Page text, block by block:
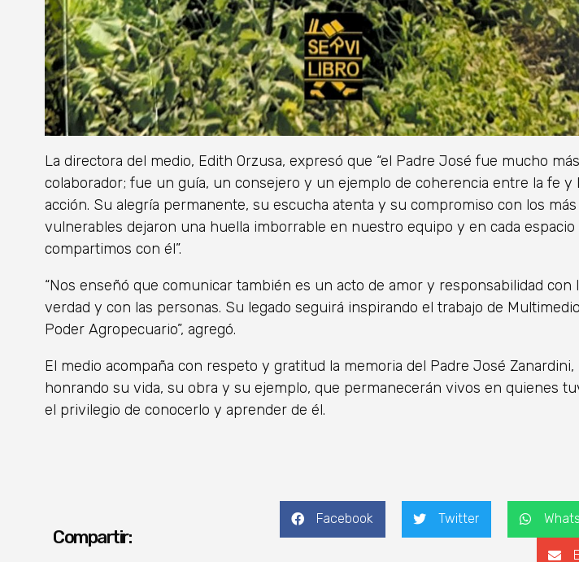
La directora del medio, Edith Orzusa, expresó que “el Padre José fue mucho
colaborador; fue un guía, un consejero y un ejemplo de coherencia entre la fe y
acción. Su alegría permanente, su escucha atenta y su compromiso con los más
vulnerables dejaron una huella imborrable en nuestro equipo y en cada espacio
compartimos con él”.
“Nos enseñó que comunicar también es un acto de amor y responsabilidad con
verdad y con las personas. Su legado seguirá inspirando el trabajo de
Poder Agropecuario”, agregó.
El medio acompaña con respeto y gratitud la memoria del Padre José Zanardini,
honrando su vida, su obra y su ejemplo, que permanecerán vivos en quienes
el privilegio de conocerlo y aprender de él.
Compartir:
Facebook Twitter